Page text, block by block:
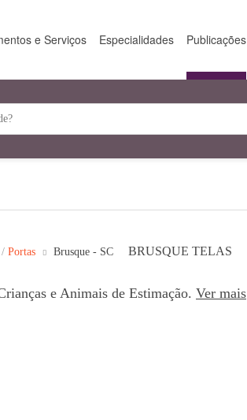
e Serviços Especialidades Publicações
/ Portas Brusque - SC BRUSQUE TELAS
e Animais de Estimação. Ver mais